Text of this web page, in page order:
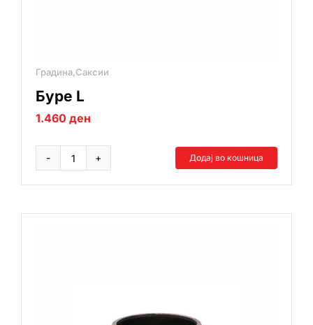
Градина,Саксии
Буре L
1.460 ден
Буре
Додај во кошница